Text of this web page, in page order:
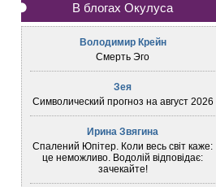
В блогах Окулуса
Володимир Крейн
Смерть Эго
Зея
Символический прогноз на август 2026
Ирина Звягина
Спалений Юпітер. Коли весь світ каже:
це неможливо. Водолій відповідає:
зачекайте!